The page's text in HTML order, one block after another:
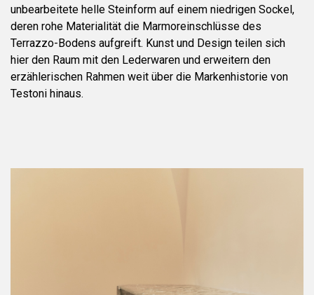
unbearbeitete helle Steinform auf einem niedrigen Sockel,
deren rohe Materialität die Marmoreinschlüsse des
Terrazzo-Bodens aufgreift. Kunst und Design teilen sich
hier den Raum mit den Lederwaren und erweitern den
erzählerischen Rahmen weit über die Markenhistorie von
Testoni hinaus.